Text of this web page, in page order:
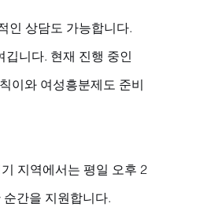
인 상담도 가능합니다.
니다. 현재 진행 중인
이와 여성흥분제도 준비
지역에서는 평일 오후 2
간을 지원합니다.